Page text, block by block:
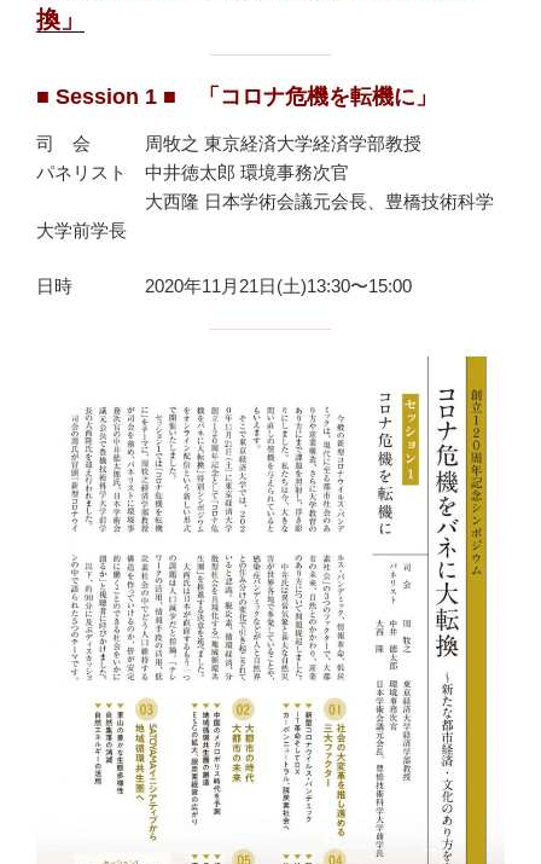
換」
■ Session 1 ■ 「コロナ危機を転機に」
司 会 周牧之 東京経済大学経済学部教授
パネリスト 中井徳太郎 環境事務次官
大西隆 日本学術会議元会長、豊橋技術科学
大学前学長
日時 2020年11月21日(土)13:30〜15:00